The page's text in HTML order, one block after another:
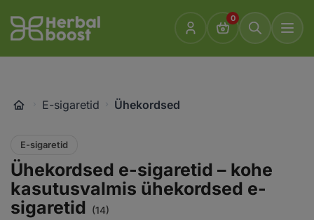
sisukord
vahele
Go
to
0
E-sigaretid Ühekordsed
E-sigaretid
Ühekordsed e-sigaretid – kohe
kasutusvalmis ühekordsed e-
sigaretid
(14)